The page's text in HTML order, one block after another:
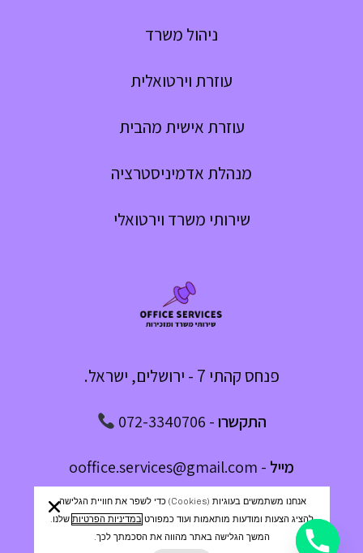
ניהול משרד
עוזרת וירטואלית
עוזרת אישית מהבית
מנהלת אדמיניסטרציה
שירותי משרד וירטואלי
פנחס קהתי 7 - ירושלים, ישראל.
התקשרו-
072-3340706
מייל -
ooffice.services@gmail.com
מדיניות פרטיות|הצהרת נגישות |אודות|יצירת קשר
אנחנו משתמשים בעוגיות (cookies) כדי לשפר את חוויית הגלישה,
להציג הצעות ומודעות מותאמות ועוד כמפורטבמדיניות הפרטיות שלנו.
המשך הגלישה באתר מהווה את הסכמתך לכך.